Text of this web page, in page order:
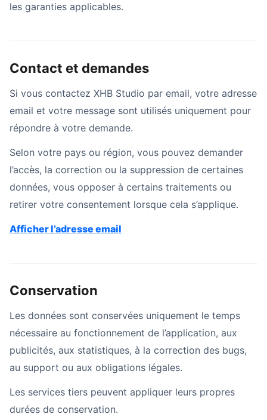
les garanties applicables.
Contact et demandes
Si vous contactez XHB Studio par email, votre adresse
email et votre message sont utilisés uniquement pour
répondre à votre demande.
Selon votre pays ou région, vous pouvez demander
l’accès, la correction ou la suppression de certaines
données, vous opposer à certains traitements ou
retirer votre consentement lorsque cela s’applique.
Afficher l’adresse email
Conservation
Les données sont conservées uniquement le temps
nécessaire au fonctionnement de l’application, aux
publicités, aux statistiques, à la correction des bugs,
au support ou aux obligations légales.
Les services tiers peuvent appliquer leurs propres
durées de conservation.